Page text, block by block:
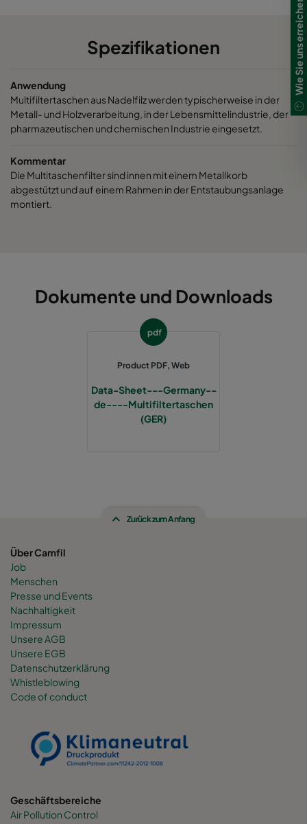
Spezifikationen
Anwendung
Multifiltertaschen aus Nadelfilz werden typischerweise in der
Metall- und Holzverarbeitung, in der Lebensmittelindustrie, der
pharmazeutischen und chemischen Industrie eingesetzt.
Kommentar
Die Multitaschenfilter sind innen mit einem Metallkorb
abgestützt und auf einem Rahmen in der Entstaubungsanlage
montiert.
Dokumente und Downloads
pdf
Product PDF, Web
Data-Sheet---Germany--
de----Multifiltertaschen
(GER)
Zurück zum Anfang
Über Camfil
Job
Menschen
Presse und Events
Nachhaltigkeit
Impressum
Unsere AGB
Unsere EGB
Datenschutzerklärung
Whistleblowing
Code of conduct
Geschäftsbereiche
Air Pollution Control
Wie Sie uns erreichen